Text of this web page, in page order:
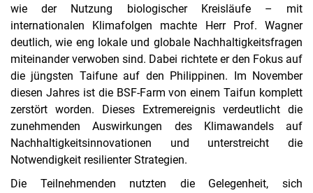
wie der Nutzung biologischer Kreisläufe – mit
internationalen Klimafolgen machte Herr Prof. Wagner
deutlich, wie eng lokale und globale Nachhaltigkeitsfragen
miteinander verwoben sind. Dabei richtete er den Fokus auf
die jüngsten Taifune auf den Philippinen. Im November
diesen Jahres ist die BSF-Farm von einem Taifun komplett
zerstört worden. Dieses Extremereignis verdeutlicht die
zunehmenden Auswirkungen des Klimawandels auf
Nachhaltigkeitsinnovationen und unterstreicht die
Notwendigkeit resilienter Strategien.
Die Teilnehmenden nutzten die Gelegenheit, sich